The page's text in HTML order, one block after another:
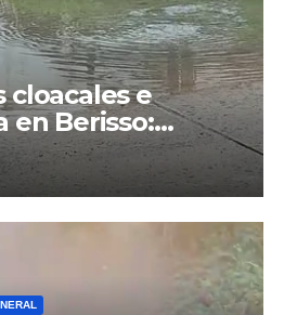
cloacales e
en Berisso:
red en la calle